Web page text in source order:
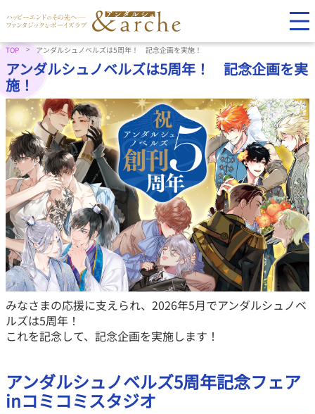
TOP アンダルシュノベルズは5周年！ 記念企画を実施！
アンダルシュノベルズは5周年！ 記念企画を実
施！
みなさまの応援に支えられ、2026年5月でアンダルシュノベ
ルズは5周年！
これを記念して、記念企画を実施します！
アンダルシュノベルズ5周年記念フェア
inコミコミスタジオ